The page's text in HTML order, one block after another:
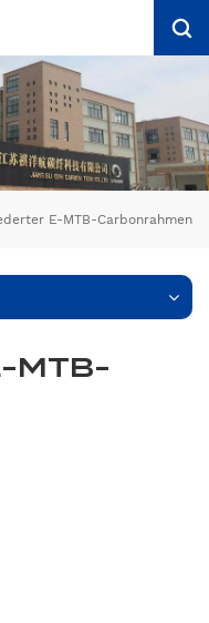
E-MTB-Carbonrahmen
MTB-